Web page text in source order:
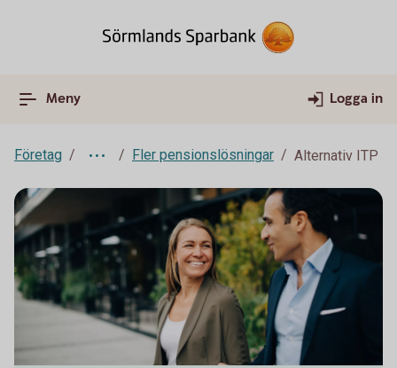
Meny Logga in
Företag Fler pensionslösningar Alternativ ITP